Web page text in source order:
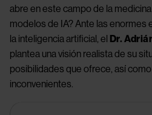
abre en este campo de la
modelos de IA? Ante las
la inteligencia artificial, el
Dr.
plantea una visión realista de su
posibilidades que ofrece, así
inconvenientes.